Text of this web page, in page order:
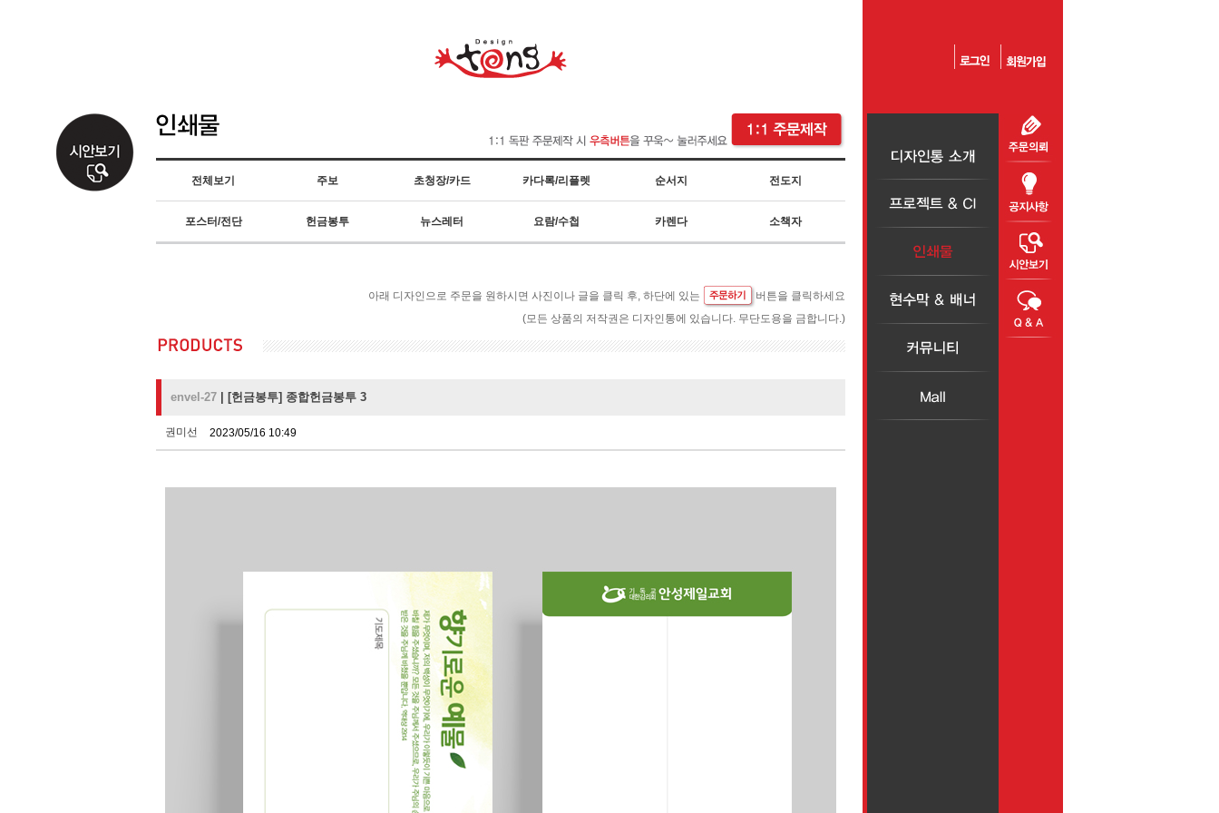
전체보기 주보 초청장/카드 카다록/리플렛 순서지 전도지
포스터/전단 헌금봉투 뉴스레터 요람/수첩 카렌다 소책자
아래 디자인으로 주문을 원하시면 사진이나 글을 클릭 후, 하단에 있는
버튼을 클릭하세요
(모든 상품의 저작권은 디자인통에 있습니다. 무단도용을 금합니다.)
envel-27 [헌금봉투] 종합헌금봉투 3
권미선 2023/05/16 10:49